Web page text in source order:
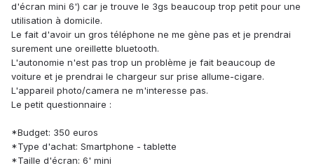
d'écran mini 6') car je trouve le 3gs beaucoup trop petit pour une
utilisation à domicile.
Le fait d'avoir un gros téléphone ne me gène pas et je prendrai
surement une oreillette bluetooth.
L'autonomie n'est pas trop un problème je fait beaucoup de
voiture et je prendrai le chargeur sur prise allume-cigare.
L'appareil photo/camera ne m'interesse pas.
Le petit questionnaire :
*Budget: 350 euros
*Type d'achat: Smartphone - tablette
*Taille d'écran: 6' mini